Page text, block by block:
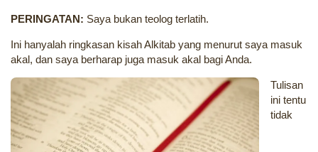
PERINGATAN: Saya bukan teolog terlatih.
Ini hanyalah ringkasan kisah Alkitab yang menurut saya masuk
akal, dan saya berharap juga masuk akal bagi Anda.
Tulisan
ini tentu
tidak